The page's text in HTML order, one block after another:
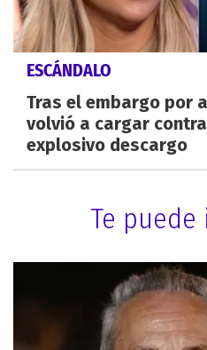
ESCÁNDALO
Tras el embargo por
volvió a cargar
explosivo descargo
Te